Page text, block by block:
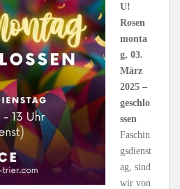
U!
Rosen
monta
g, 03.
März
2025 –
geschlo
ssen
Faschin
gsdienst
ag, sind
wir von